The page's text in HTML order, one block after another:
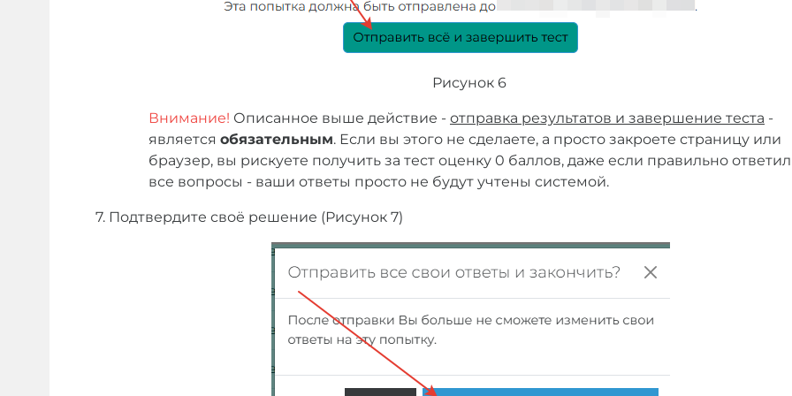
Рисунок 6
Внимание! Описанное выше действие - отправка результатов и завершение теста -
является обязательным. Если вы этого не сделаете, а просто закроете страницу или
браузер, вы рискуете получить за тест оценку 0 баллов, даже если правильно
все вопросы - ваши ответы просто не будут учтены системой.
7. Подтвердите своё решение (Рисунок 7)